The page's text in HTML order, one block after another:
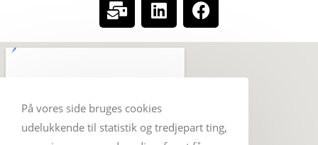
På vores side bruges cookies
udelukkende til statistik og tredjepart ting,